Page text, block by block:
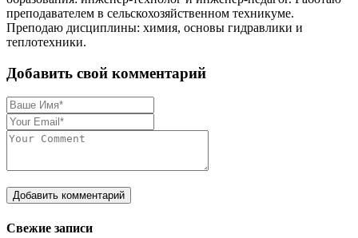
преподавателем в сельскохозяйственном техникуме.
Преподаю дисциплины: химия, основы гидравлики и
теплотехники.
Добавить свой комментарий
Свежие записи